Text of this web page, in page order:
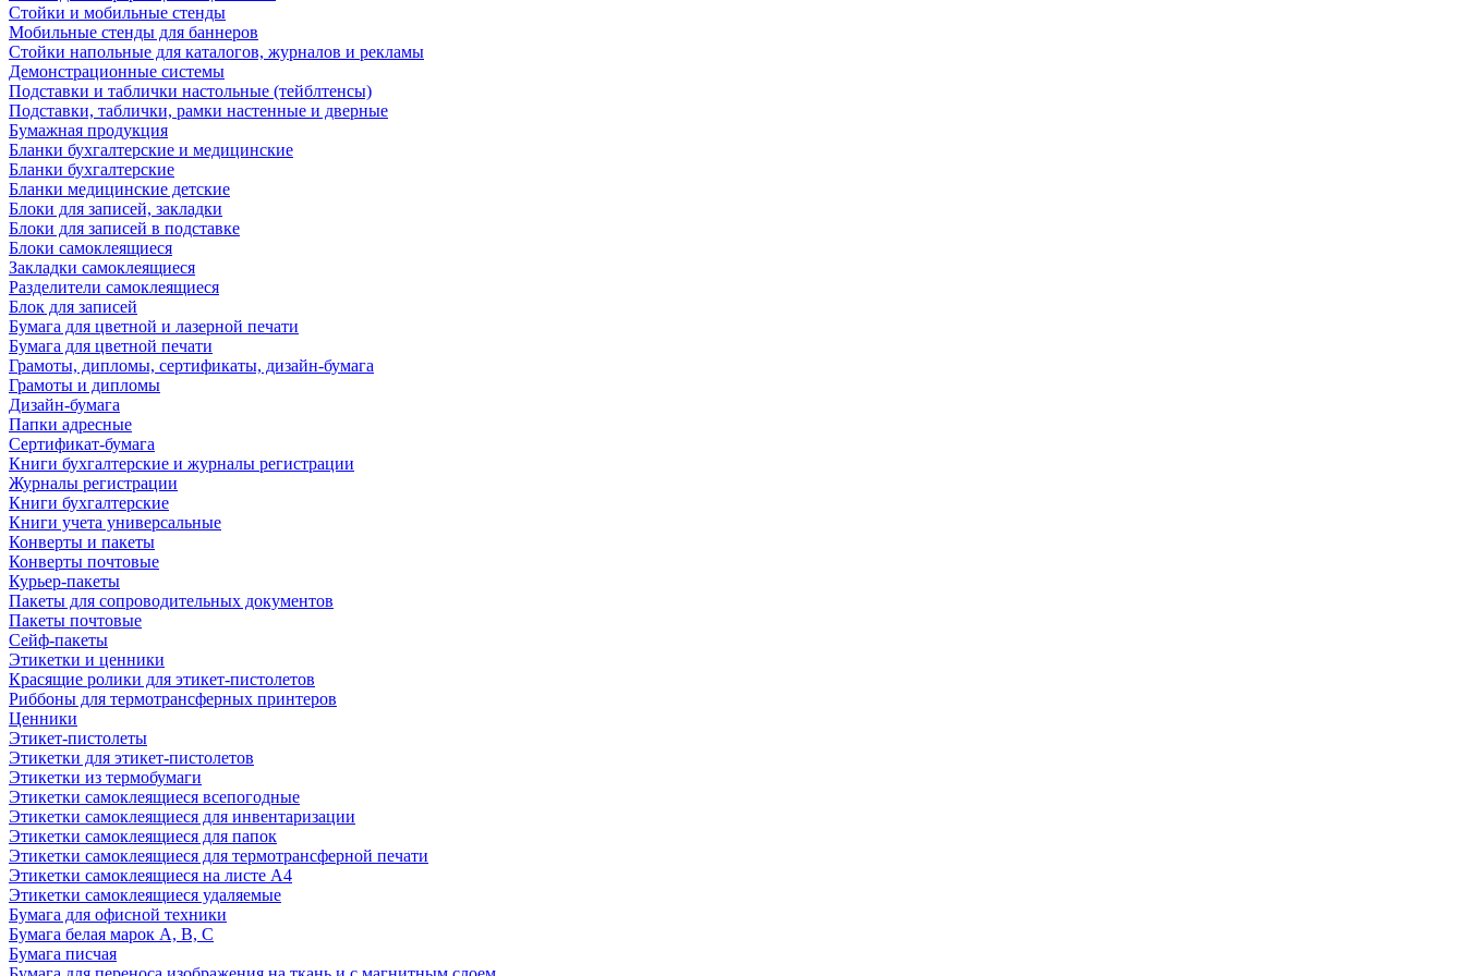
Стойки и мобильные стенды
Мобильные стенды для баннеров
Стойки напольные для каталогов, журналов и рекламы
Демонстрационные системы
Подставки и таблички настольные (тейблтенсы)
Подставки, таблички, рамки настенные и дверные
Бумажная продукция
Бланки бухгалтерские и медицинские
Бланки бухгалтерские
Бланки медицинские детские
Блоки для записей, закладки
Блоки для записей в подставке
Блоки самоклеящиеся
Закладки самоклеящиеся
Разделители самоклеящиеся
Блок для записей
Бумага для цветной и лазерной печати
Бумага для цветной печати
Грамоты, дипломы, сертификаты, дизайн-бумага
Грамоты и дипломы
Дизайн-бумага
Папки адресные
Сертификат-бумага
Книги бухгалтерские и журналы регистрации
Журналы регистрации
Книги бухгалтерские
Книги учета универсальные
Конверты и пакеты
Конверты почтовые
Курьер-пакеты
Пакеты для сопроводительных документов
Пакеты почтовые
Сейф-пакеты
Этикетки и ценники
Красящие ролики для этикет-пистолетов
Риббоны для термотрансферных принтеров
Ценники
Этикет-пистолеты
Этикетки для этикет-пистолетов
Этикетки из термобумаги
Этикетки самоклеящиеся всепогодные
Этикетки самоклеящиеся для инвентаризации
Этикетки самоклеящиеся для папок
Этикетки самоклеящиеся для термотрансферной печати
Этикетки самоклеящиеся на листе А4
Этикетки самоклеящиеся удаляемые
Бумага для офисной техники
Бумага белая марок А, В, С
Бумага писчая